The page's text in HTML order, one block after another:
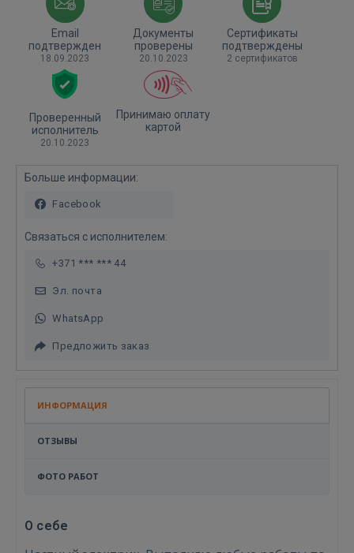
Email
подтвержден
18.09.2023
Документы
проверены
20.10.2023
Сертификаты
подтверждены
2 сертификатов
Проверенный
исполнитель
20.10.2023
Принимаю оплату
картой
Больше информации:
Facebook
Связаться с исполнителем:
+371 *** *** 44
Эл. почта
WhatsApp
Предложить заказ
ИНФОРМАЦИЯ
ОТЗЫВЫ
ФОТО РАБОТ
О себе